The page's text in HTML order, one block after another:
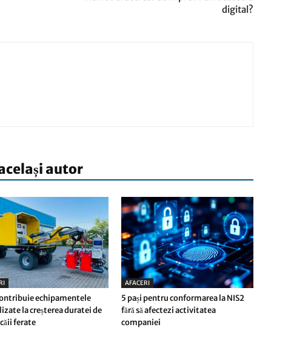
digital?
autor
echipamentele
la creșterea duratei de
ferate
AFACERI
5 pași pentru conformarea la NIS2
fără să afectezi activitatea
companiei